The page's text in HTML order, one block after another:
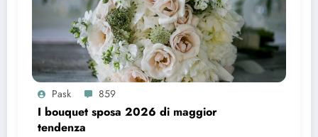
Pask 859
I bouquet sposa 2026 di maggior
tendenza